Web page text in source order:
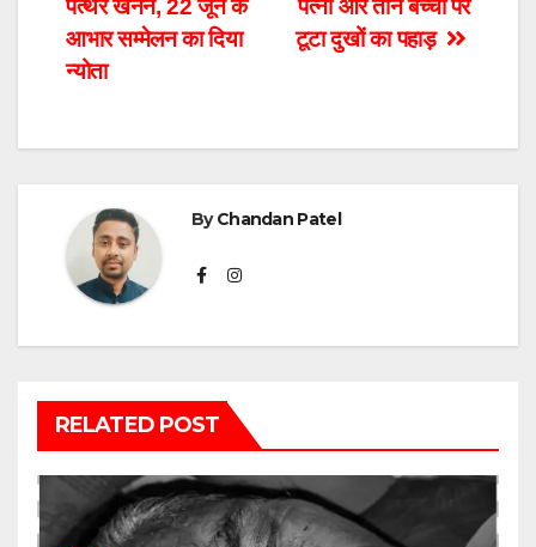
पत्नी और तीन बच्चों पर
टूटा दुखों का पहाड़
पत्थर खनन, 22 जून के
आभार सम्मेलन का दिया
न्योता
ByChandan Patel
RELATED POST